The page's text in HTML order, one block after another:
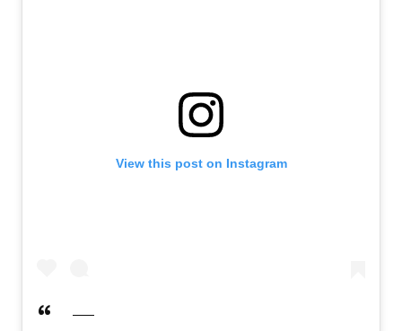
View this post on Instagram